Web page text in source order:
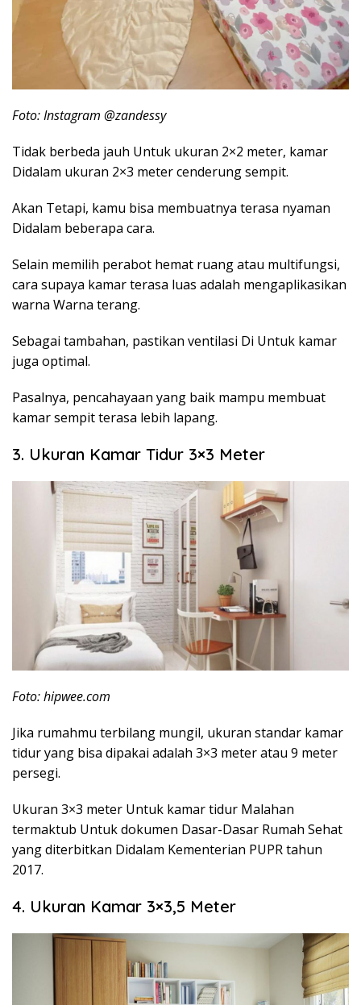
Foto: Instagram @zandessy
Tidak berbeda jauh Untuk ukuran 2×2 meter, kamar
Didalam ukuran 2×3 meter cenderung sempit.
Akan Tetapi, kamu bisa membuatnya terasa nyaman
Didalam beberapa cara.
Selain memilih perabot hemat ruang atau multifungsi,
cara supaya kamar terasa luas adalah mengaplikasikan
warna Warna terang.
Sebagai tambahan, pastikan ventilasi Di Untuk kamar
juga optimal.
Pasalnya, pencahayaan yang baik mampu membuat
kamar sempit terasa lebih lapang.
3. Ukuran Kamar Tidur 3×3 Meter
Foto: hipwee.com
Jika rumahmu terbilang mungil, ukuran standar kamar
tidur yang bisa dipakai adalah 3×3 meteratau 9 meter
persegi.
Ukuran 3×3 meter Untuk kamar tidur Malahan
termaktub Untuk dokumen Dasar-Dasar Rumah Sehat
yang diterbitkan Didalam Kementerian PUPR tahun
2017.
4. Ukuran Kamar 3×3,5 Meter